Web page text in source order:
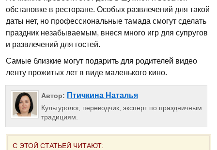
обстановке в ресторане. Особых развлечений для такой
даты нет, но профессиональные тамада смогут сделать
праздник незабываемым, внеся много игр для супругов
и развлечений для гостей.
Самые близкие могут подарить для родителей видео
ленту прожитых лет в виде маленького кино.
Автор: Птичкина Наталья
Культуролог, переводчик, эксперт по праздничным
традициям.
С ЭТОЙ СТАТЬЕЙ ЧИТАЮТ: